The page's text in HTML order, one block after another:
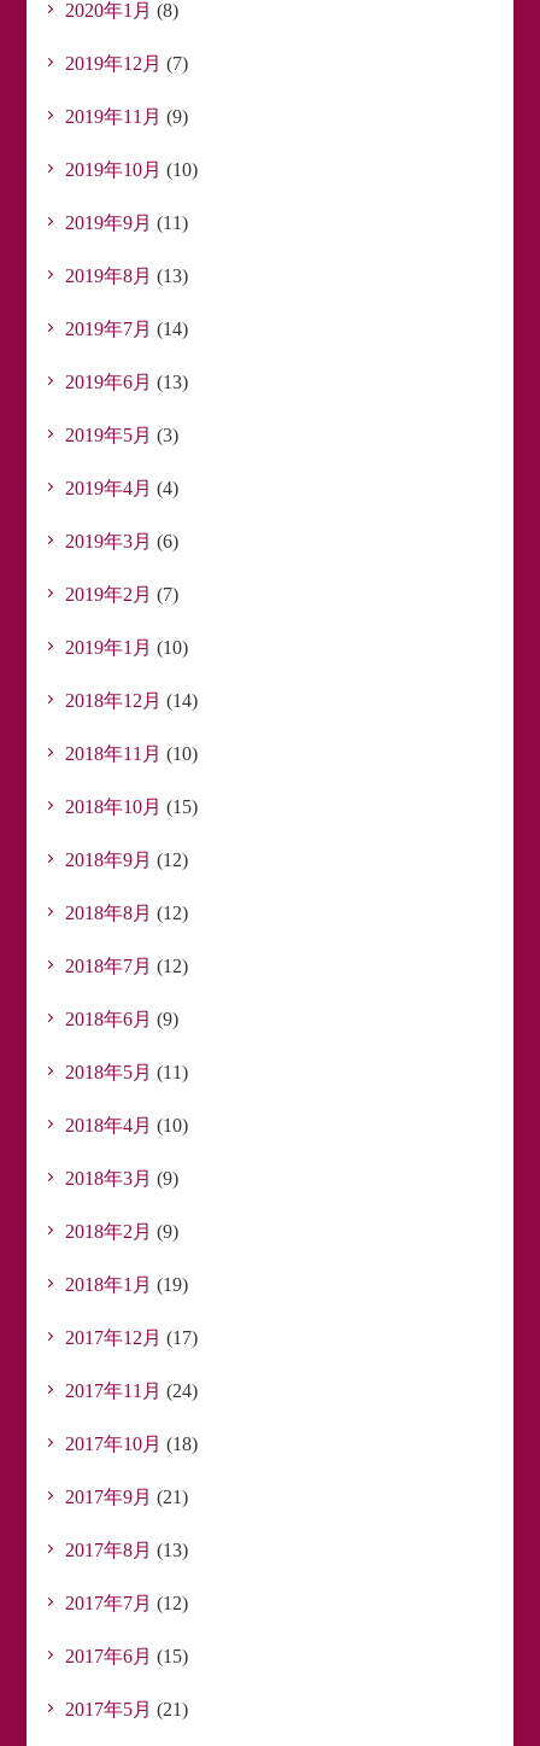
2020年1月 (8)
2019年12月 (7)
2019年11月 (9)
2019年10月 (10)
2019年9月 (11)
2019年8月 (13)
2019年7月 (14)
2019年6月 (13)
2019年5月 (3)
2019年4月 (4)
2019年3月 (6)
2019年2月 (7)
2019年1月 (10)
2018年12月 (14)
2018年11月 (10)
2018年10月 (15)
2018年9月 (12)
2018年8月 (12)
2018年7月 (12)
2018年6月 (9)
2018年5月 (11)
2018年4月 (10)
2018年3月 (9)
2018年2月 (9)
2018年1月 (19)
2017年12月 (17)
2017年11月 (24)
2017年10月 (18)
2017年9月 (21)
2017年8月 (13)
2017年7月 (12)
2017年6月 (15)
2017年5月 (21)